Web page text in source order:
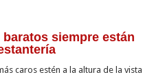
siempre están
caros estén a la altura de la vista